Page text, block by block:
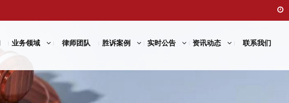
业务领域 律师团队 胜诉案例 实时公告 资讯动态 联系我们